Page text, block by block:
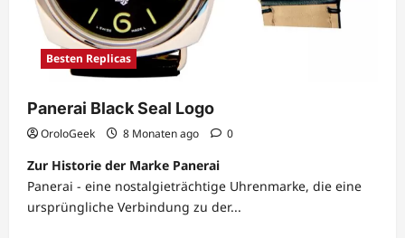
Besten Replicas
Panerai Black Seal Logo
OroloGeek 8 Monaten ago 0
Zur Historie der Marke Panerai
Panerai - eine nostalgieträchtige Uhrenmarke, die eine
ursprüngliche Verbindung zu der...